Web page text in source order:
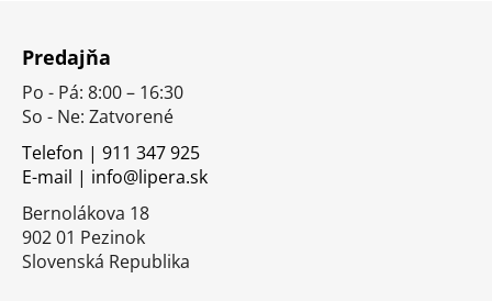
Predajňa
Po - Pá: 8:00 – 16:30
So - Ne: Zatvorené
Telefon | 911 347 925
E-mail | info@lipera.sk
Bernolákova 18
902 01 Pezinok
Slovenská Republika